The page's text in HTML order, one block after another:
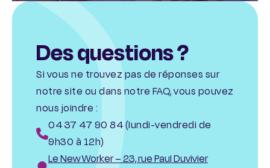
Des questions ?
Si vous ne trouvez pas de réponses sur
notre site ou dans notre FAQ, vous pouvez
nous joindre :
04 37 47 90 84 (lundi-vendredi de
9h30 à 12h)
Le New Worker – 23, rue Paul Duvivier